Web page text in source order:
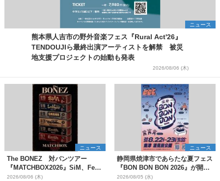
ニュース
熊本県人吉市の野外音楽フェス『Rural Act'26』
TENDOUJIら最終出演アーティストを解禁 被災
地支援プロジェクトの始動も発表
2026/08/06 (木)
ニュース
The BONEZ 対バンツアー
『MATCHBOX2026』SiM、Fear,
and Loathing in Las Vegasら対
2026/08/06 (木)
ニュース
静岡県焼津市であらたな夏フェス
『BON BON BON 2026』が開
催 音楽ライブ×盆踊り×DJ×屋台
2026/08/05 (水)